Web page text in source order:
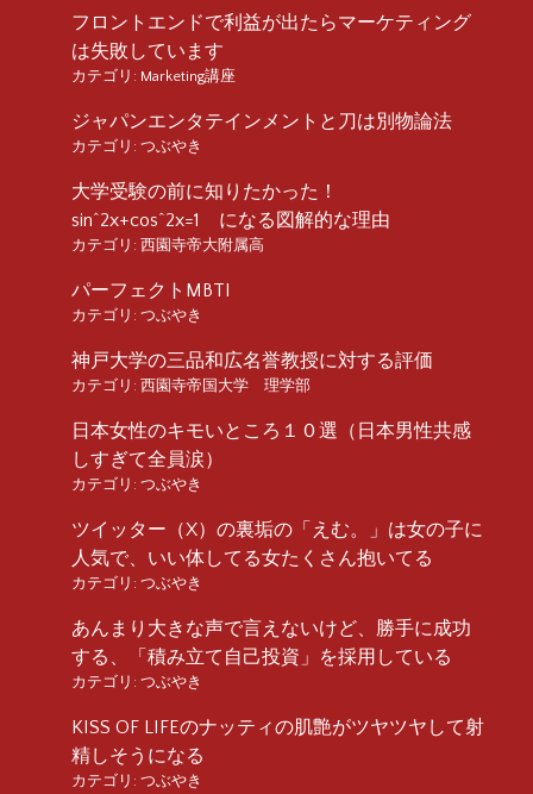
フロントエンドで利益が出たらマーケティング
は失敗しています
カテゴリ: Marketing講座
ジャパンエンタテインメントと刀は別物論法
カテゴリ: つぶやき
大学受験の前に知りたかった！
sin^2x+cos^2x=1 になる図解的な理由
カテゴリ: 西園寺帝大附属高
パーフェクトMBTI
カテゴリ: つぶやき
神戸大学の三品和広名誉教授に対する評価
カテゴリ: 西園寺帝国大学 理学部
日本女性のキモいところ１０選（日本男性共感
しすぎて全員涙）
カテゴリ: つぶやき
ツイッター（X）の裏垢の「えむ。」は女の子に
人気で、いい体してる女たくさん抱いてる
カテゴリ: つぶやき
あんまり大きな声で言えないけど、勝手に成功
する、「積み立て自己投資」を採用している
カテゴリ: つぶやき
KISS OF LIFEのナッティの肌艶がツヤツヤして射
精しそうになる
カテゴリ: つぶやき